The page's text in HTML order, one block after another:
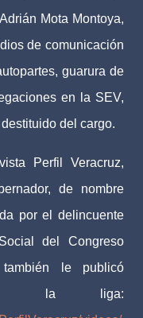
Mota Montoya,
de comunicación
guarura de
en la SEV,
del cargo.
Perfil Veracruz,
de nombre
por el delincuente
del Congreso
le publicó
la
liga: